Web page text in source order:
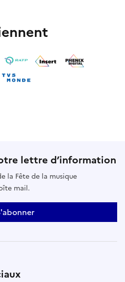
lettre d’information
la Fête de la musique
mail.